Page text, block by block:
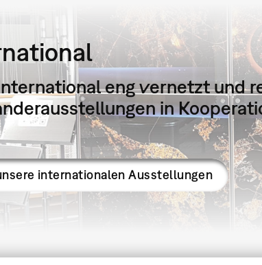
eng vernetzt und
in
internationalen Ausstellungen